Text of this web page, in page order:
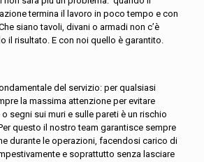
termina il lavoro in poco tempo e con
siano tavoli, divani o armadi non c’è
il risultato. E con noi quello è garantito.
del servizio: per qualsiasi
la massima attenzione per evitare
segni sui muri e sulle pareti è un rischio
questo il nostro team garantisce sempre
durante le operazioni, facendosi carico di
e soprattutto senza lasciare